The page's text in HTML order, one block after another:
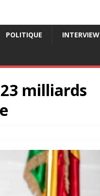
POLITIQUE INTERVIEW
milliards